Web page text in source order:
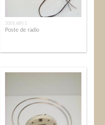
2001.685.1
Poste de radio